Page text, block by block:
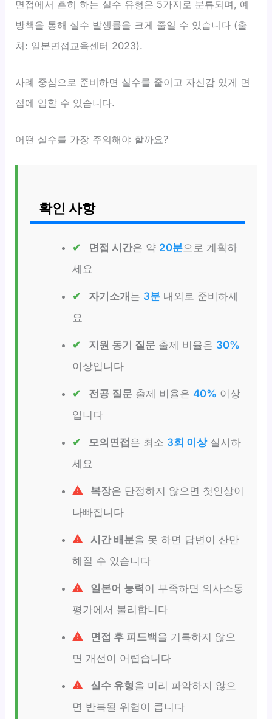
면접에서 흔히 하는 실수 유형은 5가지로 분류되며, 예
방책을 통해 실수 발생률을 크게 줄일 수 있습니다 (출
처: 일본면접교육센터 2023).
사례 중심으로 준비하면 실수를 줄이고 자신감 있게 면
접에 임할 수 있습니다.
어떤 실수를 가장 주의해야 할까요?
확인 사항
면접 시간은 약 20분으로 계획하
세요
자기소개 는 3분내외로 준비하세
요
지원 동기 질문출제 비율은 30%
이상입니다
전공 질문출제 비율은 40% 이상
입니다
모의면접 은 최소 3회 이상실시하
세요
복장은 단정하지 않으면 첫인상이
나빠집니다
시간 배분을 못 하면 답변이 산만
해질 수 있습니다
일본어 능력 이 부족하면 의사소통
평가에서 불리합니다
면접 후 피드백 을 기록하지 않으
면 개선이 어렵습니다
실수 유형을 미리 파악하지 않으
면 반복될 위험이 큽니다